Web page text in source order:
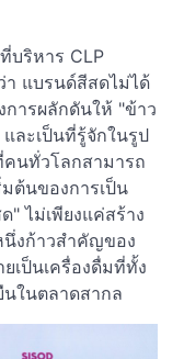
บริหาร CLP
า แบรนด์สีสดไม่ได้
การผลักดันให้ "ข้าว
ละเป็นที่รู้จักในรูป
นทั่วโลกสามารถ
มต้นของการเป็น
" ไม่เพียงแค่สร้าง
นึ่งก้าวสำคัญของ
เป็นเครื่องดื่มที่ทั้ง
ในตลาดสากล